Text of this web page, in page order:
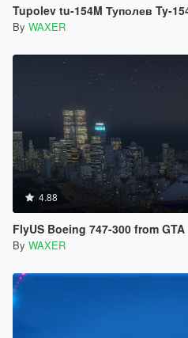
Tupolev tu-154M Туполев Ty-154M
By WAXER
4.88
FlyUS Boeing 747-300 from
By WAXER